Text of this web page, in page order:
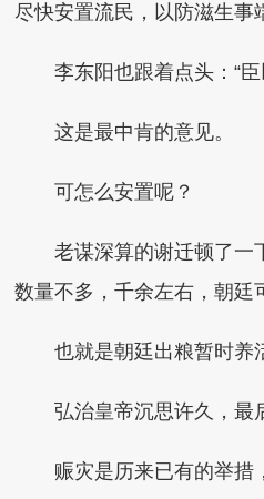
尽快安置流民，以防滋生事
李东阳也跟着点头：“
这是最中肯的意见。
可怎么安置呢？
老谋深算的谢迁顿了一
数量不多，千余左右，朝廷
也就是朝廷出粮暂时养
弘治皇帝沉思许久，最
赈灾是历来已有的举措